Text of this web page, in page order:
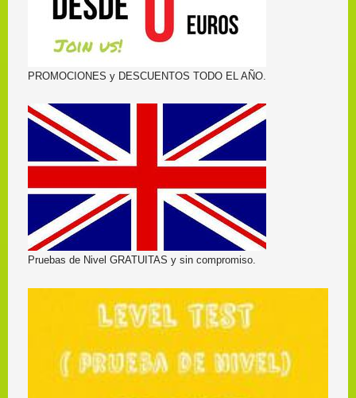
PROMOCIONES y DESCUENTOS TODO EL AÑO.
Pruebas de Nivel GRATUITAS y sin compromiso.